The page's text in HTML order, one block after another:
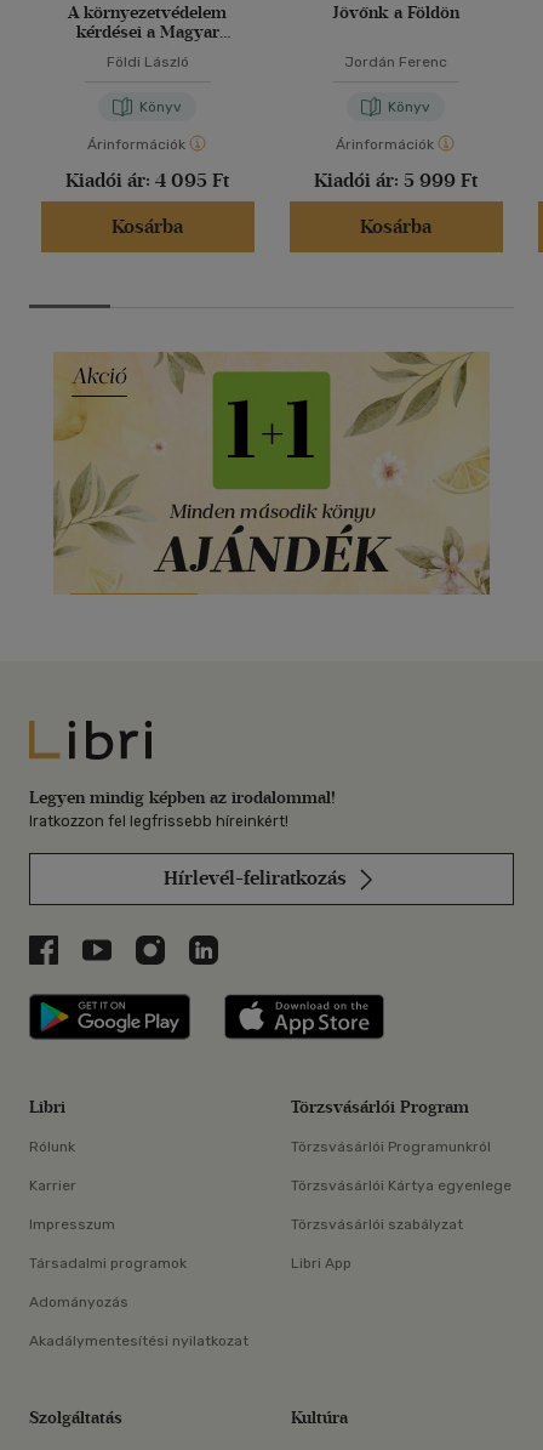
A környezetvédelem
kérdései a Magyar
Földi László
Könyv
Árinformációk
Kiadói ár: 4 095 Ft
Kosárba
Jövőnk a Földön
Jordán Ferenc
Könyv
Árinformációk
Kiadói ár: 5 999 Ft
Kosárba
Libri
Legyen mindig képben az irodalommal!
Iratkozzon fel legfrissebb híreinkért!
Hírlevél-feliratkozás
Libri a Facebookon
Libri a Youtube-on
Libri az Instagramon
Libri a LinkedInen
Libri applikáció Szerezd meg: Google
Libri
Rólunk
Karrier
Impresszum
Társadalmi programok
Adományozás
Akadálymentesítési nyilatkozat
Törzsvásárlói Program
Törzsvásárlói Programunkról
Törzsvásárlói Kártya egyenlege
Törzsvásárlói szabályzat
Libri App
Szolgáltatás Kultúra